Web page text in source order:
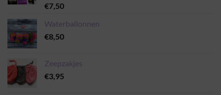
Gewaardeerd
2.00
uit 5
€7,50
Waterballonnen
€8,50
Zeepzakjes
€3,95